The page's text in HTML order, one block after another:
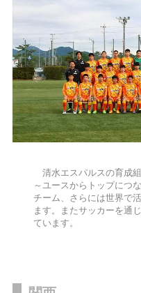
清水エスパルスの育成
～ユースからトップにつ
チーム、さらには世界で
ます。またサッカーを通
ています。